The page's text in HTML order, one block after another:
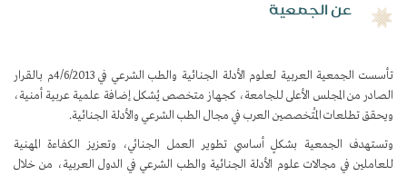
​​عن الجمعية
تأسست الجمعية العربية لعلوم الأدلة الجنائية والطب الشرعي في 4/6/2013م بالقرار
الصادر من المجلس الأعلى للجامعة، كجهاز متخصص يُشكل إضافة علمية عربية أمنية،
ويحقق تطلعات المُتخصصين العرب في مجال الطب الشرعي والأدلة الجنائية.
وتستهدف الجمعية بشكلٍ أساسي تطوير العمل الجنائي، وتعزيز الكفاءة المهنية
للعاملين في مجالات علوم الأدلة الجنائية والطب الشرعي في الدول العربية، من خلال